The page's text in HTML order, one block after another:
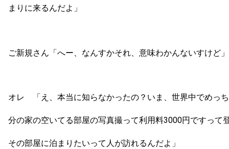
まりに来るんだよ」
ご新規さん「へー、なんすかそれ、意味わかんないすけど」
オレ 「え、本当に知らなかったの？いま、世界中でめっ
分の家の空いてる部屋の写真撮って利用料3000円ですって
その部屋に泊まりたいって人が訪れるんだよ」